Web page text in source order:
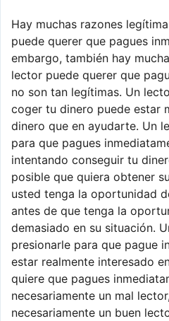
Hay muchas razones
puede querer que pagues
embargo, también hay
lector puede querer que
no son tan legítimas. Un
coger tu dinero puede estar
dinero que en ayudarte. Un
para que pagues
intentando conseguir tu
posible que quiera obtener
usted tenga la oportunidad
antes de que tenga la
demasiado en su situación.
presionarle para que pague
estar realmente interesado
quiere que pagues
necesariamente un mal
necesariamente un buen